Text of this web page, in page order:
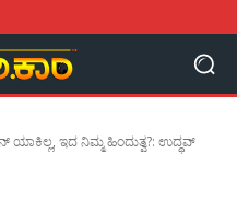
ಯಾಕಿಲ್ಲ, ಇದ ನಿಮ್ಮ ಹಿಂದುತ್ವ?: ಉದ್ಧವ್